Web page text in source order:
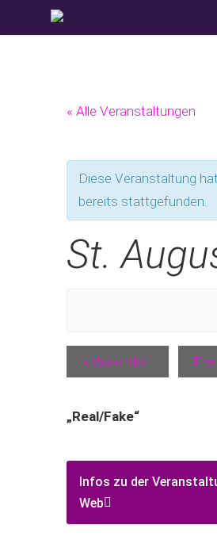
to
« Alle Veranstaltungen
Diese Veranstaltung hat
bereits stattgefunden.
St.
« Warendorf
„Real/Fake“
Infos zu der
Web